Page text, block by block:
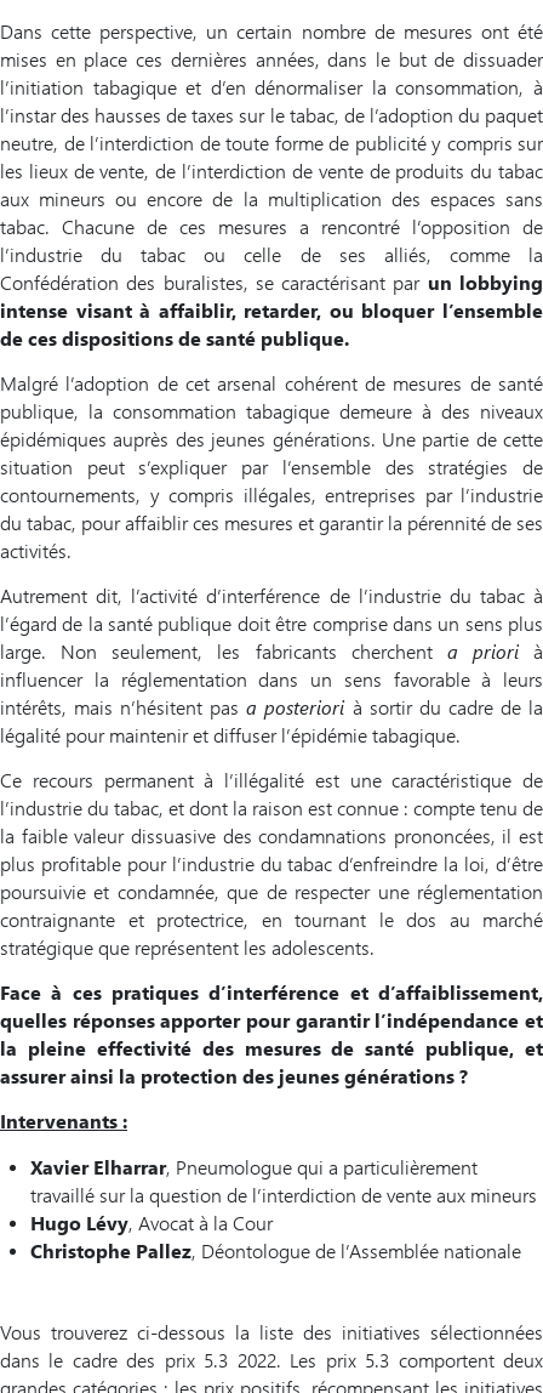
Dans cette perspective, un certain nombre de mesures ont été
mises en place ces dernières années, dans le but de dissuader
l’initiation tabagique et d’en dénormaliser la consommation, à
l’instar des hausses de taxes sur le tabac, de l’adoption du paquet
neutre, de l’interdiction de toute forme de publicité y compris sur
les lieux de vente, de l’interdiction de vente de produits du tabac
aux mineurs ou encore de la multiplication des espaces sans
tabac. Chacune de ces mesures a rencontré l’opposition de
l’industrie du tabac ou celle de ses alliés, comme la
Confédération des buralistes, se caractérisant par un lobbying
intense visant à affaiblir, retarder, ou bloquer l’ensemble
de ces dispositions de santé publique.
Malgré l’adoption de cet arsenal cohérent de mesures de santé
publique, la consommation tabagique demeure à des niveaux
épidémiques auprès des jeunes générations. Une partie de cette
situation peut s’expliquer par l’ensemble des stratégies de
contournements, y compris illégales, entreprises par l’industrie
du tabac, pour affaiblir ces mesures et garantir la pérennité de ses
activités.
Autrement dit, l’activité d’interférence de l’industrie du tabac à
l’égard de la santé publique doit être comprise dans un sens plus
large. Non seulement, les fabricants cherchent a priori à
influencer la réglementation dans un sens favorable à leurs
intérêts, mais n’hésitent pasa posteriori à sortir du cadre de la
légalité pour maintenir et diffuser l’épidémie tabagique.
Ce recours permanent à l’illégalité est une caractéristique de
l’industrie du tabac, et dont la raison est connue : compte tenu de
la faible valeur dissuasive des condamnations prononcées, il est
plus profitable pour l’industrie du tabac d’enfreindre la loi, d’être
poursuivie et condamnée, que de respecter une réglementation
contraignante et protectrice, en tournant le dos au marché
stratégique que représentent les adolescents.
Face à ces pratiques d’interférence et d’affaiblissement,
quelles réponses apporter pour garantir l’indépendance et
la pleine effectivité des mesures de santé publique, et
assurer ainsi la protection des jeunes générations ?
Intervenants :
Xavier Elharrar, Pneumologue qui a particulièrement
travaillé sur la question de l’interdiction de vente aux mineurs
Hugo Lévy, Avocat à la Cour
Christophe Pallez, Déontologue de l’Assemblée nationale
Vous trouverez ci-dessous la liste des initiatives sélectionnées
dans le cadre des prix 5.3 2022. Les prix 5.3 comportent deux
grandes catégories : les prix positifs, récompensant les initiatives